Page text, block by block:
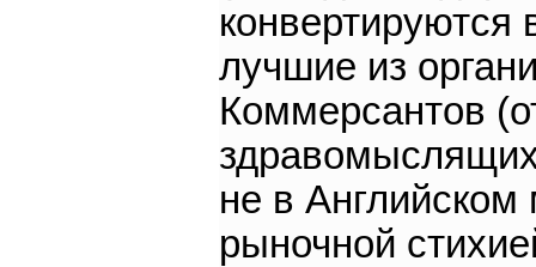
конвертируются
лучшие из
Коммерсантов
не в
рыночной